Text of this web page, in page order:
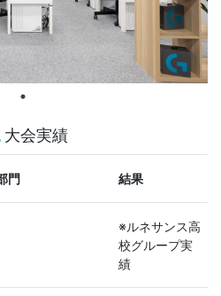
大会実績
門 結果
※ルネサンス高
校グループ実
績